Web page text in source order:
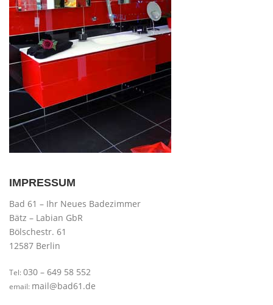
IMPRESSUM
Bad 61 – Ihr Neues Badezimmer
Bätz – Labian GbR
Bölschestr. 61
12587 Berlin
Tel:030 – 649 58 552
email: mail@bad61.de